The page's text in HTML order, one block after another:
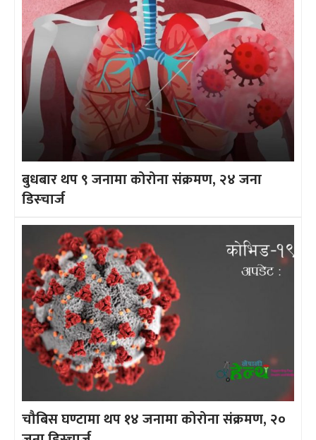
बुधबार थप ९ जनामा कोरोना संक्रमण, २४ जना
डिस्चार्ज
चौबिस घण्टामा थप १४ जनामा कोरोना संक्रमण, २०